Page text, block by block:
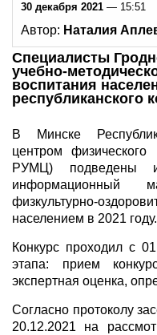
30 декабря 2021 — 15:51
Автор: Наталия
Специалисты
учебно-
воспитания
республиканского
В Минске
центром физического
РУМЦ) подведены
информационный
физкультурно-
населением в 2021 году.
Конкурс проходил с
этапа: прием
экспертная оценка,
Согласно протоколу
20.12.2021 на